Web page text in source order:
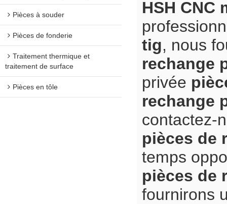
Pièces à souder
Pièces de fonderie
Traitement thermique et
traitement de surface
Pièces en tôle
HSH CNC
tig, nous
rechange
privée
rechange
contactez-
pièces de
temps
pièces de
fournirons